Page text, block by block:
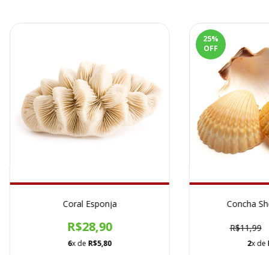
Coral Esponja
R$28,90
6x de R$5,80
25%
OFF
Concha
R$11,99
2x de